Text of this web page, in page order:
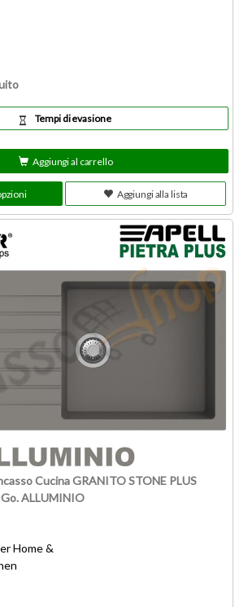
Tempi di evasione
Aggiungi al carrello
Aggiungi alla lista
Cucina GRANITO STONE PLUS
ALLUMINIO
Home &